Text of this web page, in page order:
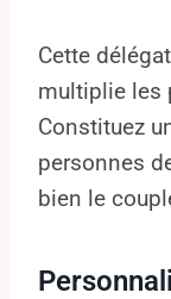
Cette
multiplie les
Constituez
personnes
bien le